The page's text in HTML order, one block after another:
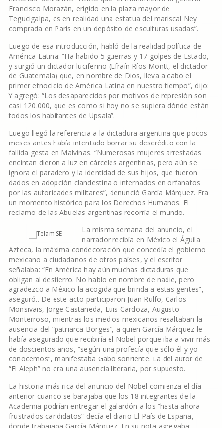
Francisco Morazán, erigido en la plaza mayor de
Tegucigalpa, es en realidad una estatua del mariscal Ney
comprada en París en un depósito de esculturas usadas”.
Luego de esa introducción, habló de la realidad política de
América Latina: “Ha habido 5 guerras y 17 golpes de Estado,
y surgió un dictador luciferino (Efraín Ríos Montt, el dictador
de Guatemala) que, en nombre de Dios, lleva a cabo el
primer etnocidio de América Latina en nuestro tiempo”, dijo:
Y agregó: “Los desaparecidos por motivos de represión son
casi 120.000, que es como si hoy no se supiera dónde están
todos los habitantes de Upsala”.
Luego llegó la referencia a la dictadura argentina que pocos
meses antes había intentado borrar su descrédito con la
fallida gesta en Malvinas. “Numerosas mujeres arrestadas
encintan dieron a luz en cárceles argentinas, pero aún se
ignora el paradero y la identidad de sus hijos, que fueron
dados en adopción clandestina o internados en orfanatos
por las autoridades militares”, denunció García Márquez. Era
un momento histórico para los Derechos Humanos. El
reclamo de las Abuelas argentinas recorría el mundo.
La misma semana del anuncio, el
narrador recibía en México el Águila
Azteca, la máxima condecoración que concedía el gobierno
mexicano a ciudadanos de otros países, y el escritor
señalaba: “En América hay aún muchas dictaduras que
obligan al destierro. No hablo en nombre de nadie, pero
agradezco a México la acogida que brinda a estas gentes”,
aseguró.. De este acto participaron Juan Rulfo, Carlos
Monsivais, Jorge Castañeda, Luis Cardoza, Augusto
Monterroso, mientras los medios mexicanos resaltaban la
ausencia del “patriarca Borges”, a quien García Márquez le
había asegurado que recibiría el Nobel porque iba a vivir más
de doscientos años, “según una profecía que sólo él y yo
conocemos”, manifestaba Gabo sonriente. La del autor de
“El Aleph” no era una ausencia literaria, por supuesto.
La historia más rica del anuncio del Nobel comienza el día
anterior cuando se barajaba que los 18 integrantes de la
Academia podrían entregar el galardón a los “hasta ahora
frustrados candidatos” decía el diario El País de España,
donde trabajaba García Márquez. En su nota agregaba: